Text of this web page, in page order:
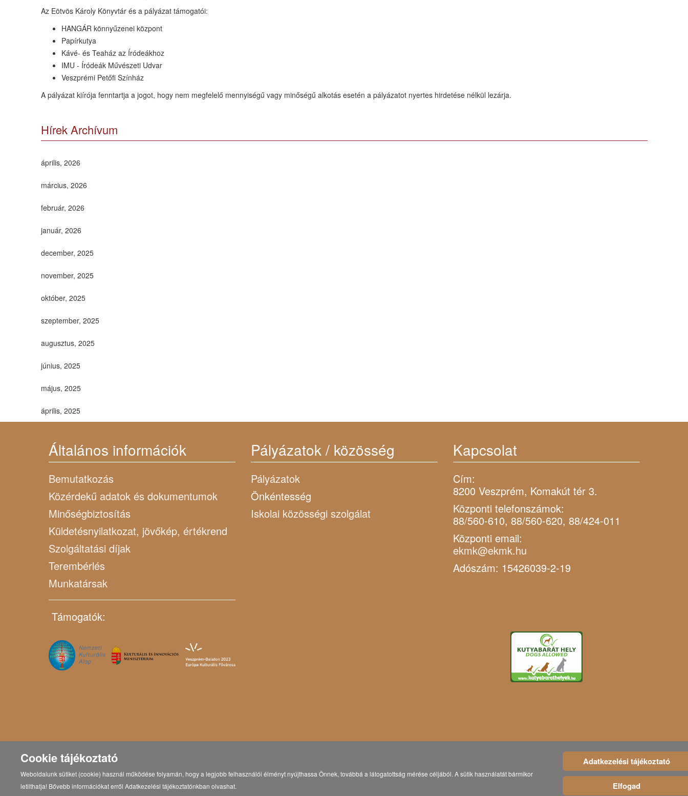
Az Eötvös Károly Könyvtár és a pályázat támogatói:
HANGÁR könnyűzenei központ
Papírkutya
Kávé- és Teaház az Íródeákhoz
IMU - Íródeák Művészeti Udvar
Veszprémi Petőfi Színház
A pályázat kiírója fenntartja a jogot, hogy nem megfelelő mennyiségű vagy minőségű alkotás esetén a pályázatot nyertes hirdetése nélkül lezárja.
Hírek Archívum
április, 2026
március, 2026
február, 2026
január, 2026
december, 2025
november, 2025
október, 2025
szeptember, 2025
augusztus, 2025
június, 2025
május, 2025
április, 2025
Általános információk
Bemutatkozás
Közérdekű adatok és dokumentumok
Minőségbiztosítás
Küldetésnyilatkozat, jövőkép, értékrend
Szolgáltatási díjak
Terembérlés
Munkatársak
Támogatók:
Pályázatok / közösség
Pályázatok
Önkéntesség
Iskolai közösségi szolgálat
Kapcsolat
Cím:
8200 Veszprém, Komakút tér 3.
Központi telefonszámok:
88/560-610, 88/560-620, 88/424-011
Központi email:
ekmk@ekmk.hu
Adószám: 15426039-2-19
Cookie tájékoztató
Weboldalunk sütiket (cookie) használ működése folyamán, hogy a legjobb felhasználói élményt nyújthassa Önnek, továbbá a látogatottság mérése céljából. A sütik használatát bármikor
letilthatja! Bővebb információkat erről Adatkezelési tájékoztatónkban olvashat.
Adatkezelési tájékoztató
Elfogad